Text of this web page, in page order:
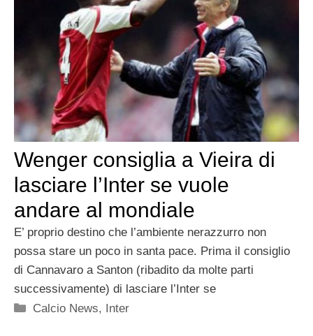
Wenger consiglia a Vieira di
lasciare l’Inter se vuole
andare al mondiale
E’ proprio destino che l’ambiente nerazzurro non
possa stare un poco in santa pace. Prima il consiglio
di Cannavaro a Santon (ribadito da molte parti
successivamente) di lasciare l’Inter se
Categorie
Calcio News, Inter